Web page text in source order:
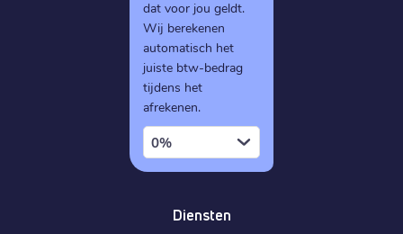
dat voor jou geldt.
Wij berekenen
automatisch het
juiste btw-bedrag
tijdens het
afrekenen.
0%
Diensten